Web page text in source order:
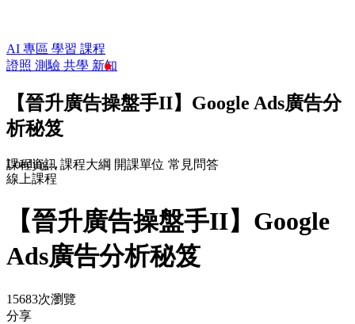
AI 專區 學習 課程
證照 測驗 共學 新知
【晉升廣告操盤手II】Google Ads廣告分
析秘笈
課程資訊 課程大綱 開課單位 常見問答
Loading...
線上課程
【晉升廣告操盤手II】Google
Ads廣告分析秘笈
15683次瀏覽
分享